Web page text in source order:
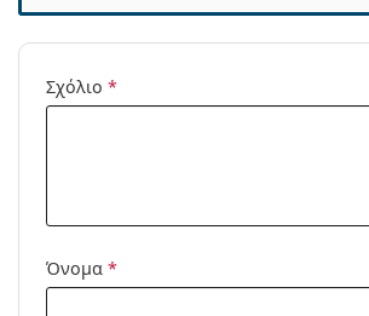
Σχόλιο *
Όνομα *